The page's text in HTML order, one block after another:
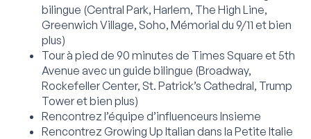
bilingue (Central Park, Harlem, The High Line,
Greenwich Village, Soho, Mémorial du 9/11 et bien
plus)
Tour à pied de 90 minutes de Times Square et 5th
Avenue avec un guide bilingue (Broadway,
Rockefeller Center, St. Patrick’s Cathedral, Trump
Tower et bien plus)
Rencontrez l’équipe d’influenceurs Insieme
Rencontrez Growing Up Italian dans la Petite Italie